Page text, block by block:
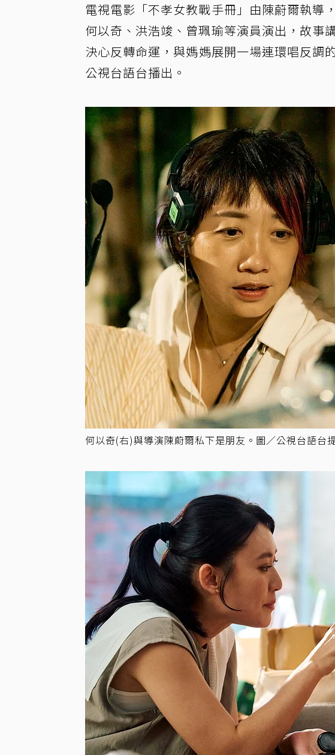
電視電影「不孝女教戰手冊」由陳蔚爾執導
何以奇、洪浩竣、曾珮瑜等演員演出，故事
決心反轉命運，與媽媽展開一場連環唱反調
公視台語台播出。
何以奇(右)與導演陳蔚爾私下是朋友。圖／公視台語台